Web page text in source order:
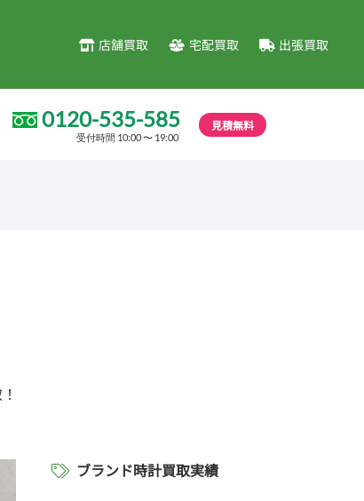
店舗買取 宅配買取 出張買取
0120-535-585
受付時間 10:00 〜 19:00
見積無料
ブランド時計買取実績